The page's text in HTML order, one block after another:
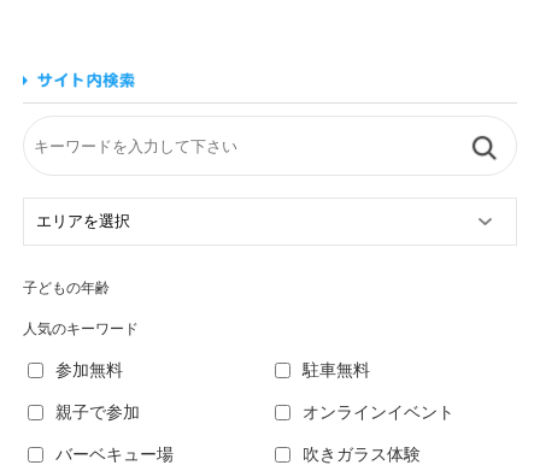
子どもの年齢
人気のキーワード
参加無料 駐車無料
親子で参加 オンラインイベント
バーベキュー場 吹きガラス体験